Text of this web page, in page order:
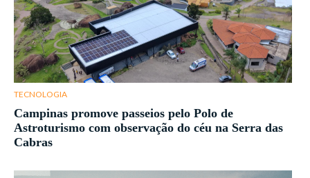
TECNOLOGIA
Campinas promove passeios pelo Polo de
Astroturismo com observação do céu na Serra das
Cabras